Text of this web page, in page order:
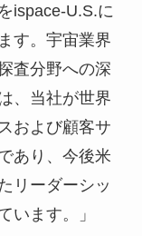
ispace-U.S.に
す。宇宙業界
査分野への深
、当社が世界
および顧客サ
あり、今後米
リーダーシッ
います。」